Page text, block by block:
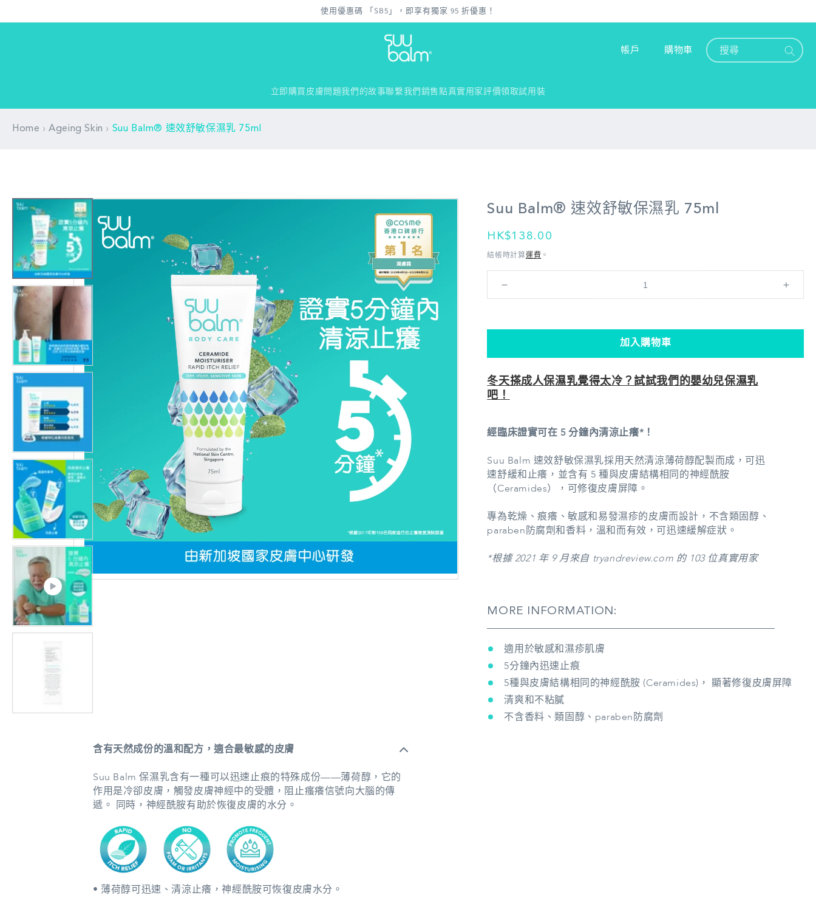
使用優惠碼 「SB5」，即享有獨家 95 折優惠！
立即購買皮膚問題我們的故事聯繫我們銷售點真實用家評價領取試用裝
帳戶
入
購物車
物
Home › Ageing Skin › Suu Balm® 速效舒敏保濕乳 75ml
品資訊
在
強
制
回
應
含有天然成份的溫和配方，適合最敏感的皮膚
Suu Balm 保濕乳含有一種可以迅速止痕的特殊成份——薄荷醇，它的
作用是冷卻皮膚，觸發皮膚神經中的受體，阻止瘙癢信號向大腦的傳
遞。 同時，神經酰胺有助於恢復皮膚的水分。
• 薄荷醇可迅速、清涼止癢，神經酰胺可恢復皮膚水分。
Suu Balm® 速效舒敏保濕乳 75ml
定
價
HK$138.00
結帳時計算運費 。
Balm®
保
濕
75ml
量
減
少
加入購物車
冬天搽成人保濕乳覺得太冷？試試我們的嬰幼兒保濕乳
吧！
經臨床證實可在 5 分鐘內清涼止癢*！
Suu Balm 速效舒敏保濕乳採用天然清涼薄荷醇配製而成，可迅
速舒緩和止癢，並含有 5 種與皮膚結構相同的神經酰胺
（Ceramides），可修復皮膚屏障。
專為乾燥、痕癢、敏感和易發濕疹的皮膚而設計，不含類固醇、
paraben防腐劑和香料，溫和而有效，可迅速緩解症狀。
*根據 2021 年 9 月來自 tryandreview.com 的 103 位真實用家
MORE INFORMATION:
適用於敏感和濕疹肌膚
5分鐘內迅速止痕
5種與皮膚結構相同的神經酰胺 (Ceramides)， 顯著修復皮膚屏障
清爽和不粘膩
不含香料、類固醇、paraben防腐劑